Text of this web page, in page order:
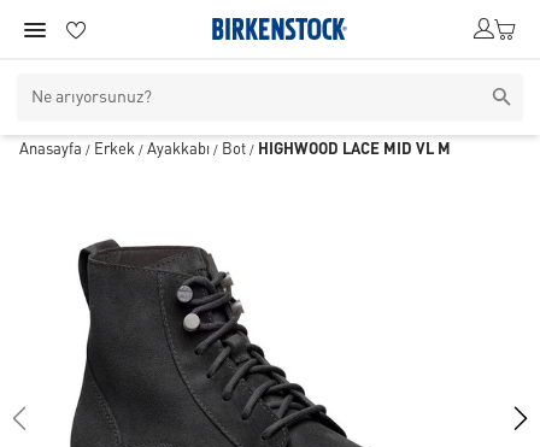
Anasayfa / Erkek / Ayakkabı / Bot / HIGHWOOD LACE MID VL M